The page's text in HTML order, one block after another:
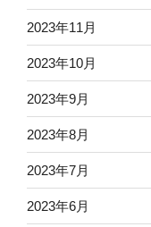
2023年11月
2023年10月
2023年9月
2023年8月
2023年7月
2023年6月